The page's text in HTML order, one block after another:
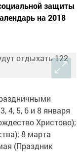
защиты
на 2018
4, 5, 6 и 8 января
Христово);
8 марта
(Праздник